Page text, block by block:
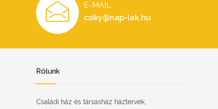
E-MAIL
csiky@nap-lak.hu
Rólunk
Családi ház és társasház háztervek,